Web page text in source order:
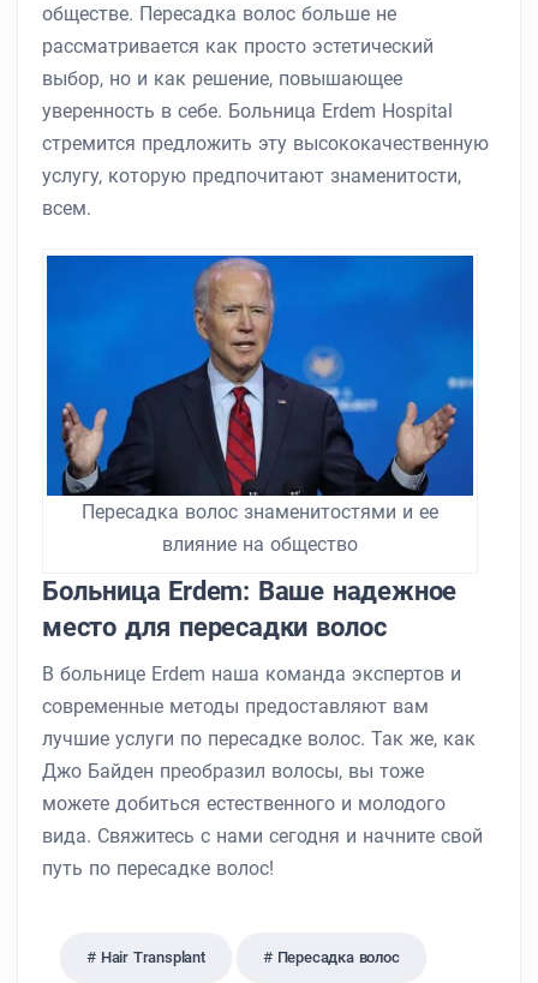
обществе. Пересадка волос больше не
рассматривается как просто эстетический
выбор, но и как решение, повышающее
уверенность в себе. Больница Erdem Hospital
стремится предложить эту высококачественную
услугу, которую предпочитают знаменитости,
всем.
Пересадка волос знаменитостями и ее
влияние на общество
Больница Erdem: Ваше надежное
место для пересадки волос
В больнице Erdem наша команда экспертов и
современные методы предоставляют вам
лучшие услуги по пересадке волос. Так же, как
Джо Байден преобразил волосы, вы тоже
можете добиться естественного и молодого
вида. Свяжитесь с нами сегодня и начните свой
путь по пересадке волос!
Hair Transplant Пересадка волос